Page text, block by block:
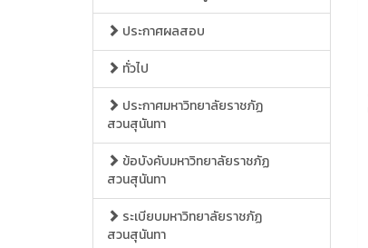
ประกาศผลสอบ
ทั่วไป
ประกาศมหาวิทยาลัยราชภัฏ
สวนสุนันทา
ข้อบังคับมหาวิทยาลัยราชภัฏ
สวนสุนันทา
ระเบียบมหาวิทยาลัยราชภัฏ
สวนสุนันทา